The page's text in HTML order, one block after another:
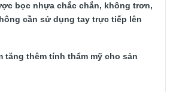
bọc nhựa chắc chắn, không trơn,
cần sử dụng tay trực tiếp lên
tăng thêm tính thẩm mỹ cho sản